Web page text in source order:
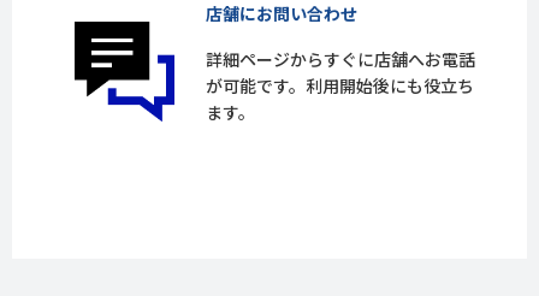
店舗にお問い合わせ
詳細ページからすぐに店舗へお電話
が可能です。利用開始後にも役立ち
ます。